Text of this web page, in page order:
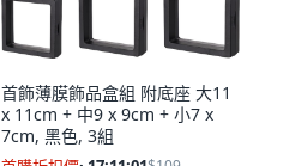
首飾薄膜飾品盒組 附底座 大11
x 11cm + 中9 x 9cm + 小7 x
7cm, 黑色, 3組